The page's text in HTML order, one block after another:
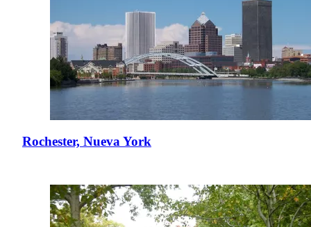
Rochester, Nueva York